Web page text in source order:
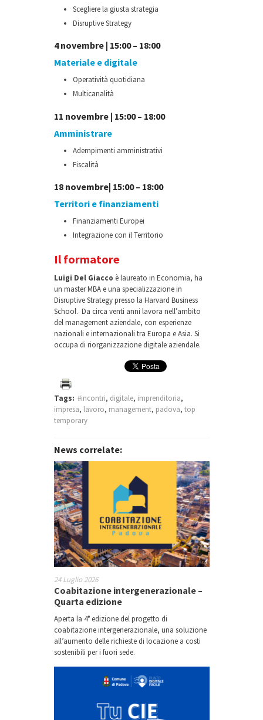
Scegliere la giusta strategia
Disruptive Strategy
4 novembre | 15:00 – 18:00
Materiale e digitale
Operatività quotidiana
Multicanalità
11 novembre | 15:00 – 18:00
Amministrare
Adempimenti amministrativi
Fiscalità
18 novembre| 15:00 – 18:00
Territori e finanziamenti
Finanziamenti Europei
Integrazione con il Territorio
Il formatore
Luigi Del Giacco è laureato in Economia, ha
un master MBA e una specializzazione in
Disruptive Strategy presso la Harvard Business
School. Da circa venti anni lavora nell’ambito
del management aziendale, con esperienze
nazionali e internazionali tra Europa e Asia. Si
occupa di riorganizzazione digitale aziendale.
Tags: #incontri, digitale, imprenditoria,
impresa, lavoro, management, padova, top
temporary
News correlate:
24 Luglio 2026
Coabitazione intergenerazionale –
Quarta edizione
Aperta la 4° edizione del progetto di
coabitazione intergenerazionale, una soluzione
all’aumento delle richieste di locazione a costi
sostenibili per i fuori sede.